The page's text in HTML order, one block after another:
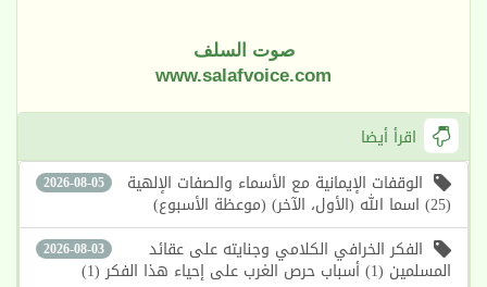
صوت السلف
www.salafvoice.com
اقرأ أيضا
2026-08-05 الوقفات الإيمانية مع الأسماء والصفات الإلهية
(25) اسما الله (الأول، الآخر) (موعظة الأسبوع)
2026-08-03 الفكر الخرافي الكلامي وجنايته على عقائد
المسلمين (1) أسباب حرص الغرب على إحياء هذا الفكر (1)